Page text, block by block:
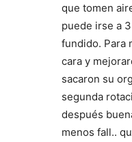
que tomen
puede irse a
fundido. Para
cara y
sacaron su
segunda
después
menos fall..